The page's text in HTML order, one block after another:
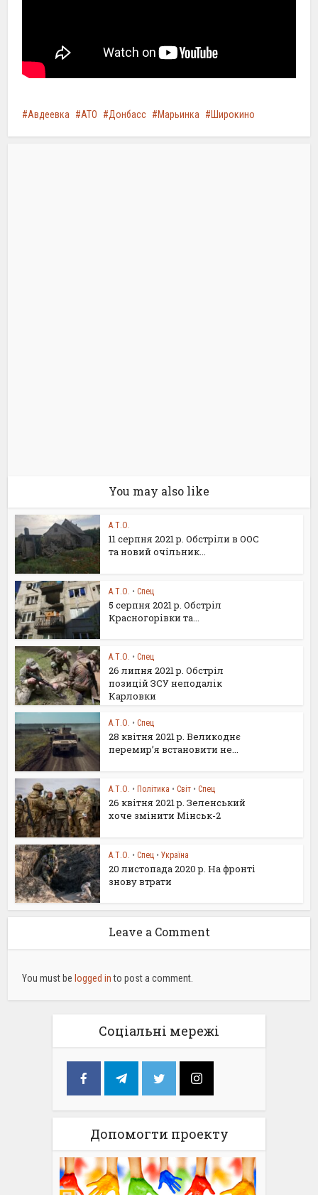
Авдеевка АТО Донбасс Марьинка Широкино
You may also like
А.Т.О.
11 серпня 2021 р. Обстріли в ООС
та новий очільник...
А.Т.О. • Спец
5 серпня 2021 р. Обстріл
Красногорівки та...
А.Т.О. • Спец
26 липня 2021 р. Обстріл
позицій ЗСУ неподалік
Карловки
А.Т.О. • Спец
28 квітня 2021 р. Великоднє
перемир’я встановити не...
А.Т.О. • Політика • Світ • Спец
26 квітня 2021 р. Зеленський
хоче змінити Мінськ-2
А.Т.О. • Спец • Україна
20 листопада 2020 р. На фронті
знову втрати
Leave a Comment
You must be logged into post a comment.
Соціальні мережі
Допомогти проекту